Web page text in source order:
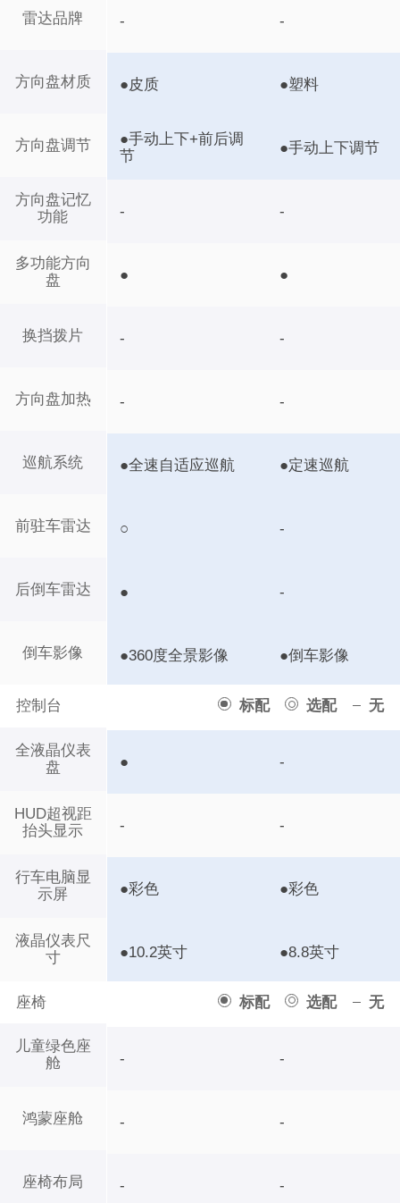
雷达品牌
方向盘材质
方向盘调节
方向盘记忆
功能
多功能方向
盘
换挡拨片
方向盘加热
巡航系统
前驻车雷达
后倒车雷达
倒车影像
控制台 标配 选配 无
全液晶仪表
盘
HUD超视距
抬头显示
行车电脑显
示屏
液晶仪表尺
寸
座椅 标配 选配 无
儿童绿色座
舱
鸿蒙座舱
座椅布局
- -
●皮质 ●塑料
●手动上下+前后调
节
●手动上下调节
- -
● ●
- -
- -
●全速自适应巡航 ●定速巡航
○ -
● -
●360度全景影像 ●倒车影像
● -
- -
●彩色 ●彩色
●10.2英寸 ●8.8英寸
- -
- -
- -